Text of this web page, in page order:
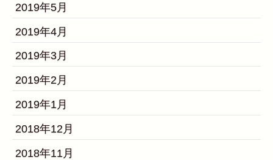
2019年5月
2019年4月
2019年3月
2019年2月
2019年1月
2018年12月
2018年11月